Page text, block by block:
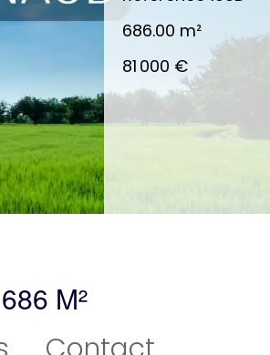
686.00 m²
81 000 €
M²